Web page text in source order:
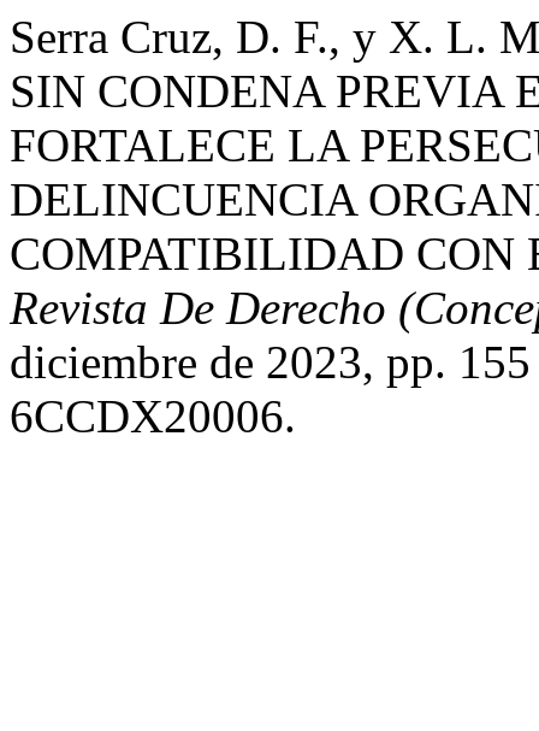
Serra Cruz, D. F., y X. L.
SIN CONDENA PREVIA
FORTALECE LA
DELINCUENCIA
COMPATIBILIDAD CON
Revista De Derecho
diciembre de 2023, pp.
6CCDX20006.